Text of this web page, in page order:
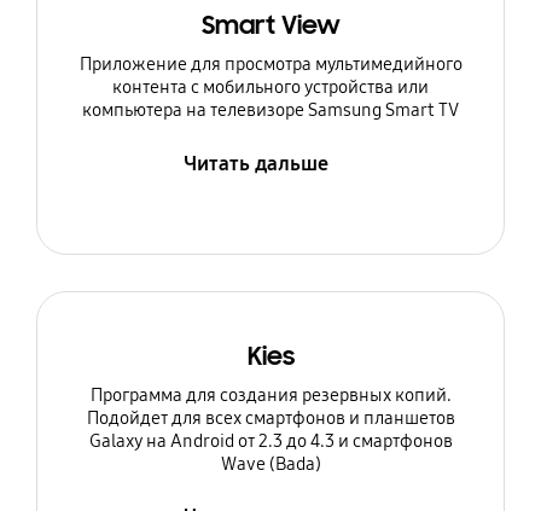
Smart View
Приложение для просмотра мультимедийного
контента с мобильного устройства или
компьютера на телевизоре Samsung Smart TV
Читать дальше
Kies
Программа для создания резервных копий.
Подойдет для всех смартфонов и планшетов
Galaxy на Android от 2.3 до 4.3 и смартфонов
Wave (Bada)